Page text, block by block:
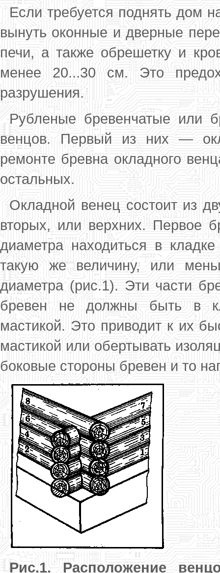
Если требуется поднять дом
вынуть оконные и дверные
печи, а также об­решетку и
менее 20...30 см. Это
разрушения.
Рубленые бревенчатые или
венцов. Пер­вый из них —
ремонте бревна оклад­ного
остальных.
Окладной венец состоит из
вторых, или верхних. Первое
диаметра находиться в
такую же величину, или
диаметра (рис.1). Эти части
бревен не должны быть в
мастикой. Это приводит к их
мас­тикой или обертывать
боковые сто­роны бревен и то
Рис.1. Расположение